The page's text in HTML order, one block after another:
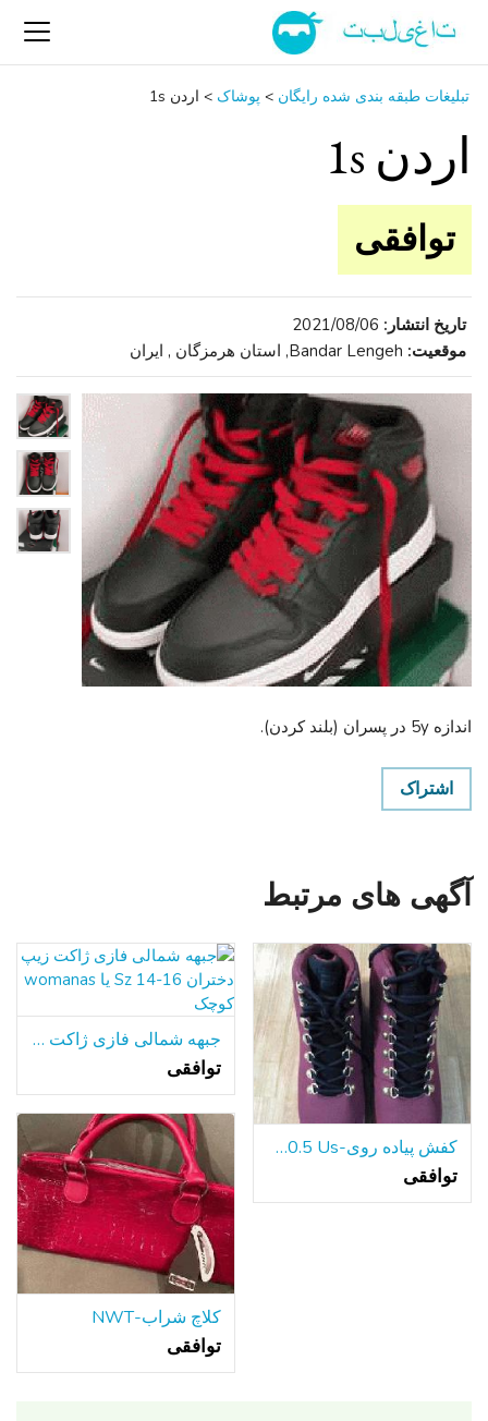
تبلیغات طبقه بندی شده رایگان > پوشاک > اردن 1s
اردن 1s
توافقی
تاریخ انتشار: 2021/08/06
موقعیت: Bandar Lengeh, استان هرمزگان , ایران
اندازه 5y در پسران (بلند کردن).
اشتراک
آگهی های مرتبط
کفش پیاده روی-Fila 10.5 Us
توافقی
جبهه شمالی فازی ژاکت زیپ دختران Sz 14-16 یا womanas کوچک
توافقی
کلاچ شراب-NWT
توافقی